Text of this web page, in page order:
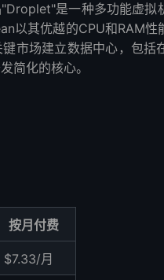
是一种多功能虚
以其优越的CPU和RAM
市场建立数据中心，包
简化的核心。
按月付费
$7.33/月